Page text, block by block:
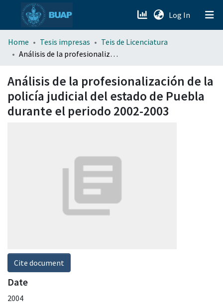
Log In (current)
menu.section.about_menu
Home Tesis impresas
Teis de Licenciatura
Análisis de la profesionalización de la policía judicial del estado de Puebla durante el periodo 2002-2003
Análisis de la profesionalización de la
policía judicial del estado de Puebla
durante el periodo 2002-2003
Cite document
Date
2004